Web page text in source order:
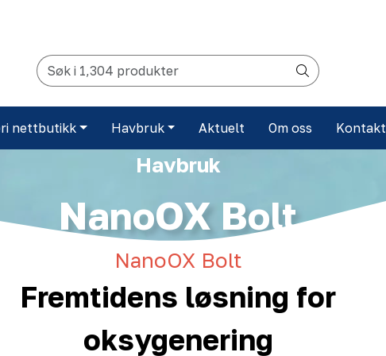
nettbutikk Havbruk Aktuelt Om oss Kontakt
Havbruk
NanoOX Bolt
NanoOX Bolt
Fremtidens løsning for
oksygenering